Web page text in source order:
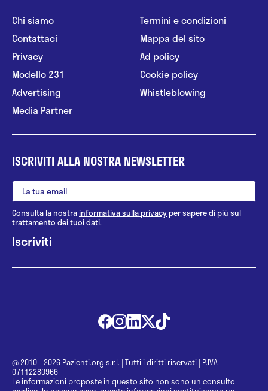
Chi siamo
Contattaci
Privacy
Modello 231
Advertising
Media Partner
Termini e condizioni
Mappa del sito
Ad policy
Cookie policy
Whistleblowing
ISCRIVITI ALLA NOSTRA NEWSLETTER
Consulta la nostrainformativa sulla privacy per sapere di più sul
trattamento dei tuoi dati.
@ 2010 - 2026 Pazienti.org s.r.l. | Tutti i diritti riservati | P.IVA
07112280966
Le informazioni proposte in questo sito non sono un consulto